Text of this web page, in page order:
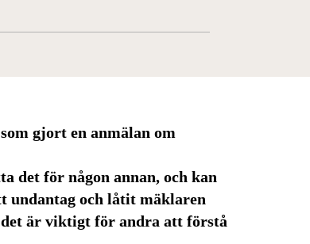
gjort en anmälan om
det för någon annan, och kan
och låtit mäklaren
är viktigt för andra att förstå